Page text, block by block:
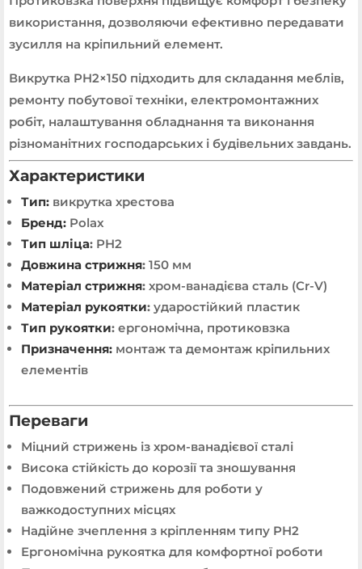
використання, дозволяючи ефективно передавати
зусилля на кріпильний елемент.
Викрутка PH2×150 підходить для складання меблів,
ремонту побутової техніки, електромонтажних
робіт, налаштування обладнання та виконання
різноманітних господарських і будівельних завдань.
Характеристики
Тип: викрутка хрестова
Бренд: Polax
Тип шліца: PH2
Довжина стрижня: 150 мм
Матеріал стрижня: хром-ванадієва сталь (Cr-V)
Матеріал рукоятки: ударостійкий пластик
Тип рукоятки: ергономічна, протиковзка
Призначення: монтаж та демонтаж кріпильних
елементів
Переваги
Міцний стрижень із хром-ванадієвої сталі
Висока стійкість до корозії та зношування
Подовжений стрижень для роботи у
важкодоступних місцях
Надійне зчеплення з кріпленням типу PH2
Ергономічна рукоятка для комфортної роботи